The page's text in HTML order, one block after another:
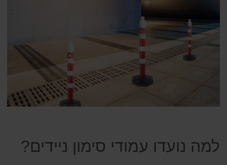
למה נועדו עמודי סימון ניידים?